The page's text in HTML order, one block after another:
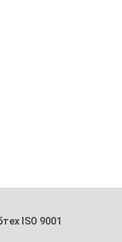
ISO 9001